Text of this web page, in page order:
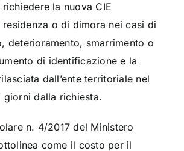
la nuova CIE
residenza o di dimora nei casi di
deterioramento, smarrimento o
di identificazione e la
dall’ente territoriale nel
giorni dalla richiesta.
n. 4/2017 del Ministero
come il costo per il